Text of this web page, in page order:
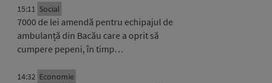
15:11 Social
7000 de lei amendă pentru echipajul de
ambulanță din Bacău care a oprit să
cumpere pepeni, în timp…
14:32 Economie